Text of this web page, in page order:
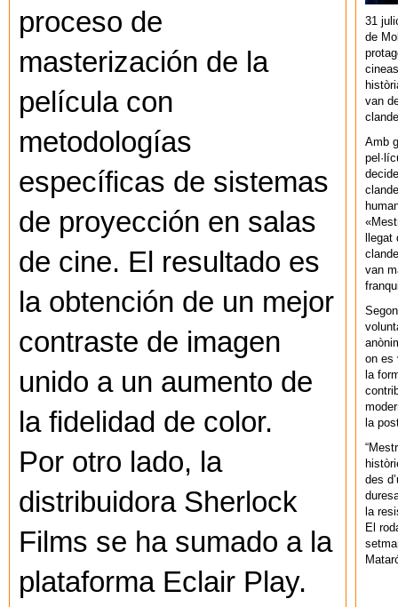
proceso de
masterización de la
película con
metodologías
específicas de sistemas
de proyección en salas
de cine. El resultado es
la obtención de un mejor
contraste de imagen
unido a un aumento de
la fidelidad de color.
Por otro lado, la
distribuidora Sherlock
Films se ha sumado a la
plataforma Eclair Play.
31
de
van
Amb
van
on es
la
la
des
la
El